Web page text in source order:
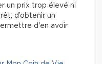
un prix trop élevé ni
d’obtenir un
d'en avoir